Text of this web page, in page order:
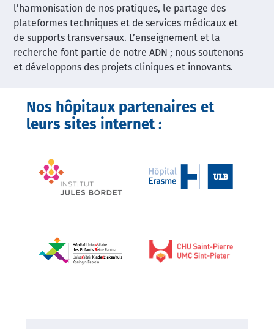
l’harmonisation de nos pratiques, le partage des
plateformes techniques et de services médicaux et
de supports transversaux. L’enseignement et la
recherche font partie de notre ADN ; nous soutenons
et développons des projets cliniques et innovants.
Nos hôpitaux partenaires et
leurs sites internet :